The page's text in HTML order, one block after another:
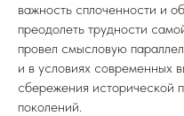
важность сплоченности и
преодолеть трудности
провел смысловую
и в условиях современных
сбережения исторической
поколений.